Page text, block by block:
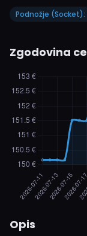
Podnožje (Socket):
Zgodovina
Opis